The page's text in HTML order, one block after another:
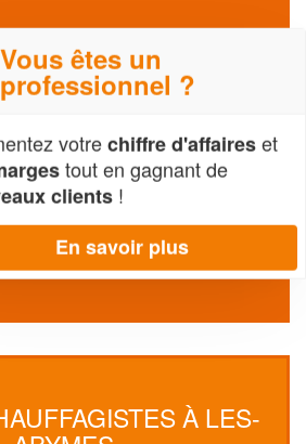
ORSIEONE WILLY
Rue Hubert Cozema
97139 Les-Abymes
HENRICK
Route De Palais Royal
97139 Les-Abymes
À LES-
Vous êtes un
professionnel ?
votrechiffre d'affaireset
tout en gagnant de
clients !
En savoir plus